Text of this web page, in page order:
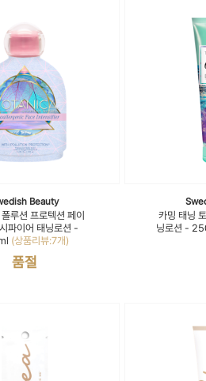
Beauty
루션 프로텍션 페이
파이어 태닝로션 -
(상품리뷰:7개)
품절
카밍 태닝
닝로션 -